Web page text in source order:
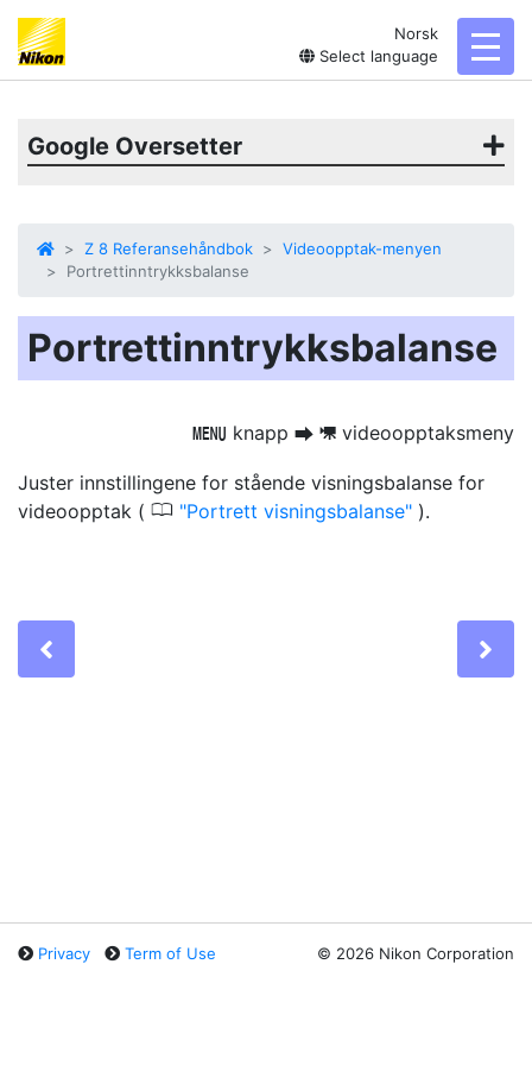
Norsk
Select language
Google Oversetter
Z 8 Referansehåndbok
Videoopptak-menyen
Portrettinntrykksbalanse
Portrettinntrykksbalanse
G knapp U 1 videoopptaksmeny
Juster innstillingene for stående visningsbalanse for
videoopptak ( 0 Portrett visningsbalanse ).
Privacy Term of Use © 2026 Nikon Corporation